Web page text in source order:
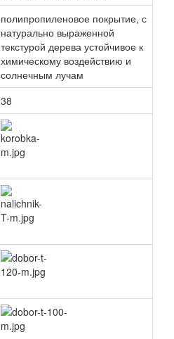
полипропиленовое покрытие, с
натурально выраженной
текстурой дерева устойчивое к
химическому воздействию и
солнечным лучам
38